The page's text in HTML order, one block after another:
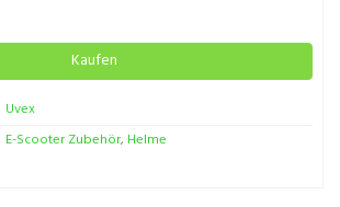
Kaufen
Uvex
E-Scooter Zubehör, Helme